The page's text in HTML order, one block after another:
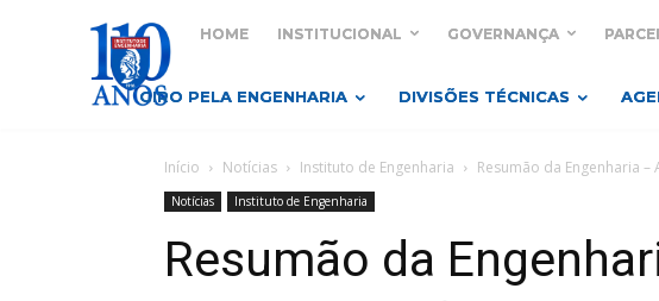
HOME INSTITUCIONAL GOVERNANÇA
GIRO PELA ENGENHARIA DIVISÕES TÉCNICAS
Início Notícias Instituto de Engenharia Resumão da Engenharia
Notícias Instituto de Engenharia
Resumão da